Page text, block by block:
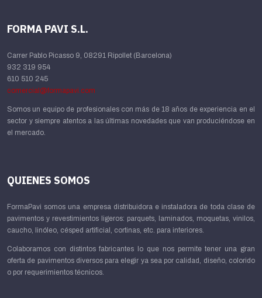
FORMA PAVI S.L.
Carrer Pablo Picasso 9, 08291 Ripollet (Barcelona)
932 319 954
610 510 245
comercial@formapavi.com
Somos un equipo de profesionales con más de 18 años de experiencia en el
sector y siempre atentos a las últimas novedades que van produciéndose en
el mercado.
QUIENES SOMOS
FormaPavi somos una empresa distribuidora e instaladora de toda clase de
pavimentos y revestimientos ligeros: parquets, laminados, moquetas, vinilos,
caucho, linóleo, césped artificial, cortinas, etc. para interiores.
Colaboramos con distintos fabricantes lo que nos permite tener una gran
oferta de pavimentos diversos para elegir ya sea por calidad, diseño, colorido
o por requerimientos técnicos.